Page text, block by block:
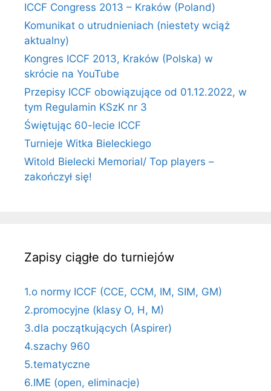
ICCF Congress 2013 – Kraków (Poland)
Komunikat o utrudnieniach (niestety wciąż
aktualny)
Kongres ICCF 2013, Kraków (Polska) w
skrócie na YouTube
Przepisy ICCF obowiązujące od 01.12.2022, w
tym Regulamin KSzK nr 3
Świętując 60-lecie ICCF
Turnieje Witka Bieleckiego
Witold Bielecki Memorial/ Top players –
zakończył się!
Zapisy ciągłe do turniejów
1.o normy ICCF (CCE, CCM, IM, SIM, GM)
2.promocyjne (klasy O, H, M)
3.dla początkujących (Aspirer)
4.szachy 960
5.tematyczne
6.IME (open, eliminacje)